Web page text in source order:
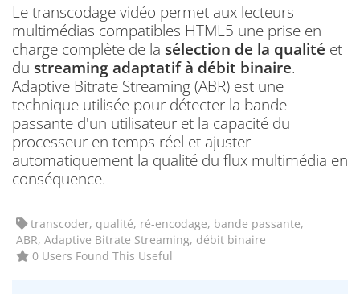
Le transcodage vidéo permet aux lecteurs
multimédias compatibles HTML5 une prise en
charge complète de la sélection de la qualité et
du streaming adaptatif à débit binaire.
Adaptive Bitrate Streaming (ABR) est une
technique utilisée pour détecter la bande
passante d'un utilisateur et la capacité du
processeur en temps réel et ajuster
automatiquement la qualité du flux multimédia en
conséquence.
transcoder, qualité, ré-encodage, bande passante,
ABR, Adaptive Bitrate Streaming, débit binaire
0 Users Found This Useful